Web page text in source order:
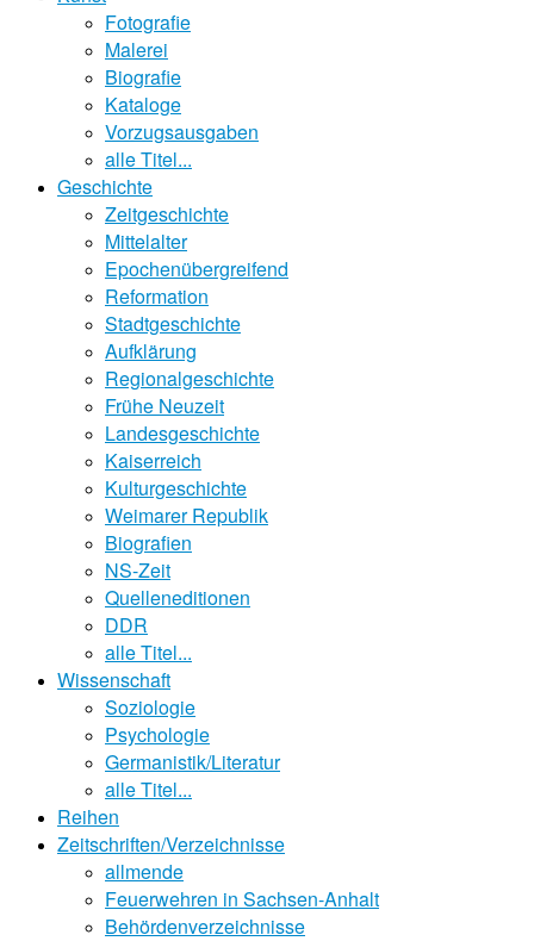
Fotografie
Malerei
Biografie
Kataloge
Vorzugsausgaben
alle Titel...
Geschichte
Zeitgeschichte
Mittelalter
Epochenübergreifend
Reformation
Stadtgeschichte
Aufklärung
Regionalgeschichte
Frühe Neuzeit
Landesgeschichte
Kaiserreich
Kulturgeschichte
Weimarer Republik
Biografien
NS-Zeit
Quelleneditionen
DDR
alle Titel...
Wissenschaft
Soziologie
Psychologie
Germanistik/Literatur
alle Titel...
Reihen
Zeitschriften/Verzeichnisse
allmende
Feuerwehren in Sachsen-Anhalt
Behördenverzeichnisse